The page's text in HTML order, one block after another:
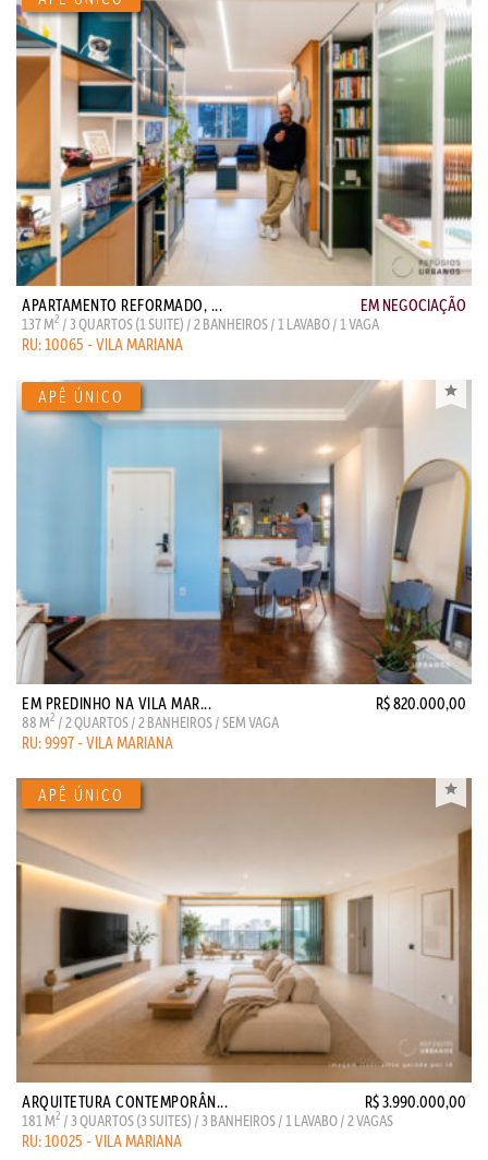
APARTAMENTO REFORMADO, ... EM NEGOCIAÇÃO
137 M2 / 3 QUARTOS (1 SUITE) / 2 BANHEIROS / 1 LAVABO / 1 VAGA
RU: 10065 - VILA MARIANA
EM PREDINHO NA VILA MAR... R$ 820.000,00
88 M2 / 2 QUARTOS / 2 BANHEIROS / SEM VAGA
RU: 9997 - VILA MARIANA
ARQUITETURA CONTEMPORÂN... R$ 3.990.000,00
181 M2 / 3 QUARTOS (3 SUITES) / 3 BANHEIROS / 1 LAVABO / 2 VAGAS
RU: 10025 - VILA MARIANA